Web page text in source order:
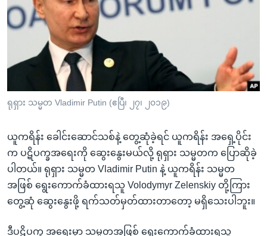
ပင်မ
အ
စာမျက်နှာ
သို့
ကြည့်
ရှာဖွေ
ရန်
နေရာ
သို့
ကျော်
ရုပ်ရှင်ထဲက အင်္ဂလိပ်စာ
သုတပဒေသာ အင်္ဂလိပ်စာ
တီဗွီ
ရေဒီယို/တီဗွီအစီအစဉ်
Learning English
ဗွီအိုအေ လူမှုကွန်ယက်များ
ဘာသာစကားများ
ရုရှား သမ္မတ Vladimir Putin (ဧပြီ၊ ၂၇၊ ၂၀၁၉)
ယူကရိန်း ခေါင်းဆောင်သစ်နဲ့ တွေ့ဆုံခဲ့ရင် ယူကရိန်း အရှေ့ပိုင်း
က ပဋိပက္ခအရေးကို ဆွေးနွေးမယ်လို့ ရုရှား သမ္မတက ပြောဆိုခဲ့
ပါတယ်။ ရုရှား သမ္မတ Vladimir Putin နဲ့ ယူကရိန်း သမ္မတ
အဖြစ် ရွေးကောက်ခံထားရသူ Volodymyr Zelenskiy တို့ကြား
တွေ့ဆုံ ဆွေးနွေးဖို့ ရက်သတ်မှတ်ထားတာတော့ မရှိသေးပါဘူး။
ဒီပဋိပက္ခ အရေးမှာ သမ္မတအဖြစ် ရွေးကောက်ခံထားရသူ